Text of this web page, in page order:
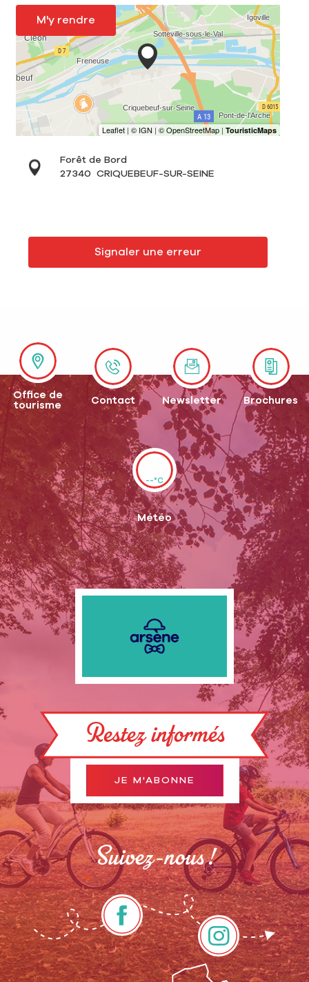
M'y rendre
Forêt de Bord
27340
CRIQUEBEUF-SUR-SEINE
Signaler une erreur
Office de
tourisme
Contact Newsletter Brochures
--°C
Météo
Restez informés
JE M'ABONNE
Suivez-nous !